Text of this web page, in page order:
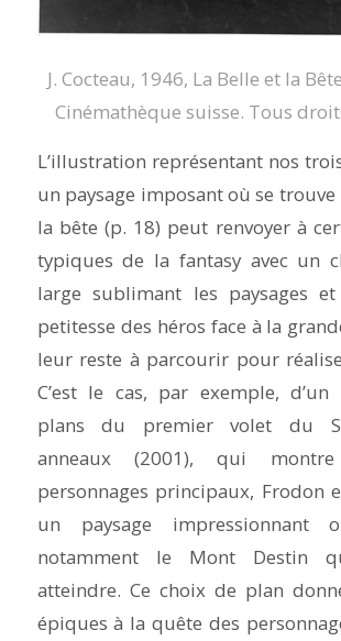
J. Cocteau, 1946, La Belle et la
Cinémathèque suisse. Tous
L’illustration représentant nos
un paysage imposant où se trouve
la bête (p. 18) peut renvoyer à
typiques de la fantasyavec un
large sublimant les paysages
petitesse des héros face à la
leur reste à parcourir pour
C’est le cas, par exemple,
plans du premier volet du
anneaux (2001), qui
personnages principaux, Frodon
un paysage impressionnant
notamment le Mont Destin
atteindre. Ce choix de plan
épiques à la quête des